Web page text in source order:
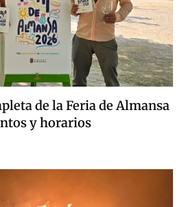
de la Feria de Almansa
y horarios